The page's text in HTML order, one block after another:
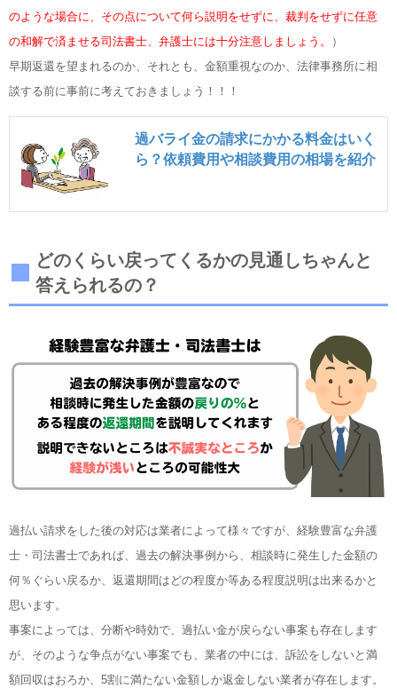
のような場合に、その点について何ら説明をせずに、裁判をせずに任意
の和解で済ませる司法書士、弁護士には十分注意しましょう。
）
早期返還を望まれるのか、それとも、金額重視なのか、法律事務所に相
談する前に事前に考えておきましょう！！！
過バライ金の請求にかかる料金はいく
ら？依頼費用や相談費用の相場を紹介
どのくらい戻ってくるかの見通しちゃんと
答えられるの？
過払い請求をした後の対応は業者によって様々ですが、経験豊富な弁護
士・司法書士であれば、過去の解決事例から、相談時に発生した金額の
何％ぐらい戻るか、返還期間はどの程度か等ある程度説明は出来るかと
思います。
事案によっては、分断や時効で、過払い金が戻らない事案も存在します
が、そのような争点がない事案でも、業者の中には、訴訟をしないと満
額回収はおろか、5割に満たない金額しか返金しない業者が存在します。